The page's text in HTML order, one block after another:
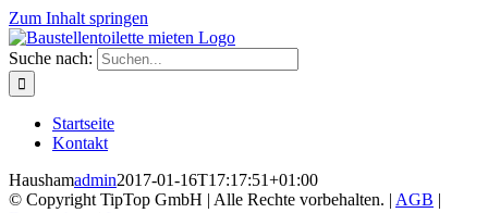
Zum Inhalt springen
Suche nach:
Startseite
Kontakt
Haushamadmin2017-01-16T17:17:51+01:00
© Copyright TipTop GmbH | Alle Rechte vorbehalten. | AGB |